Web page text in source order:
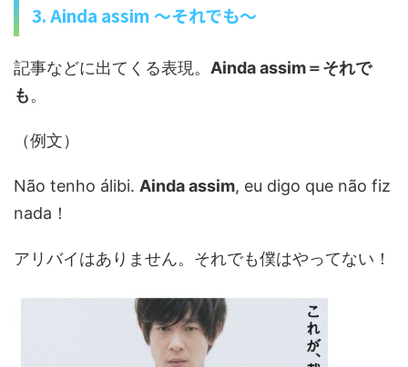
3. Ainda assim 〜それでも〜
記事などに出てくる表現。 Ainda assim＝それで
も。
（例文）
Não tenho álibi. Ainda assim, eu digo que não fiz
nada！
アリバイはありません。それでも僕はやってない！